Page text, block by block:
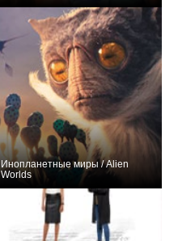
Инопланетные миры / Alien
Worlds